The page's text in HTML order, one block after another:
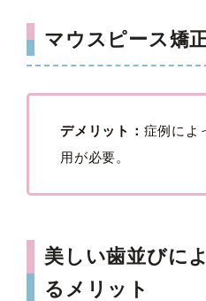
マウスピース矯
デメリット： 症例によ
用が必要。
美しい歯並びに
るメリット